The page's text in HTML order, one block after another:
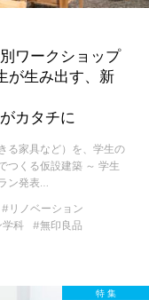
ワークショップ
が生み出す、新
カタチに
る家具など）を、学生の
つくる仮設建築 ～ 学生
ン発表…
#リノベーション
学科
#無印良品
特 集